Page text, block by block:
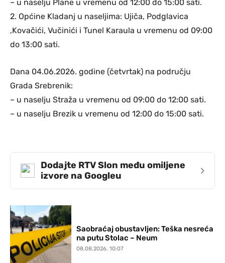
– u naselju Plane u vremenu od 12:00 do 15:00 sati.
2. Općine Kladanj u naseljima: Ujiča, Podglavica
,Kovačići, Vučinići i Tunel Karaula u vremenu od 09:00
do 13:00 sati.
Dana 04.06.2026. godine (četvrtak) na području
Grada Srebrenik:
– u naselju Straža u vremenu od 09:00 do 12:00 sati.
– u naselju Brezik u vremenu od 12:00 do 15:00 sati.
Dodajte RTV Slon među omiljene
izvore na Googleu
›
Saobraćaj obustavljen: Teška nesreća
na putu Stolac – Neum
08.08.2026. 10:07